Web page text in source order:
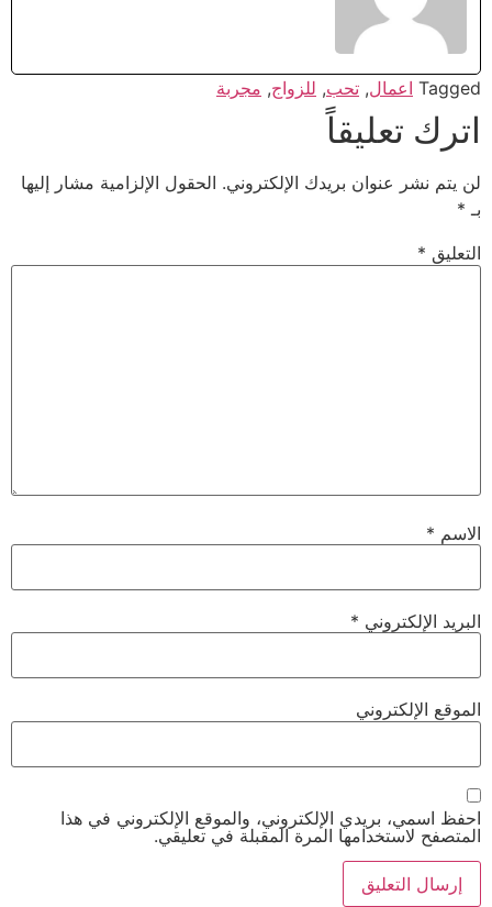
Tagged اعمال, تحب, للزواج, مجربة
اترك تعليقاً
لن يتم نشر عنوان بريدك الإلكتروني. الحقول الإلزامية مشار إليها
بـ *
التعليق *
الاسم *
البريد الإلكتروني *
الموقع الإلكتروني
احفظ اسمي، بريدي الإلكتروني، والموقع الإلكتروني في هذا
المتصفح لاستخدامها المرة المقبلة في تعليقي.